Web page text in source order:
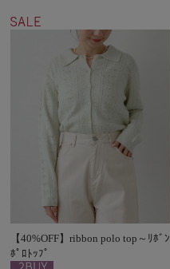
【40%OFF】ribbon polo top～ﾘﾎﾞﾝ
ﾎﾟﾛﾄｯﾌﾟ